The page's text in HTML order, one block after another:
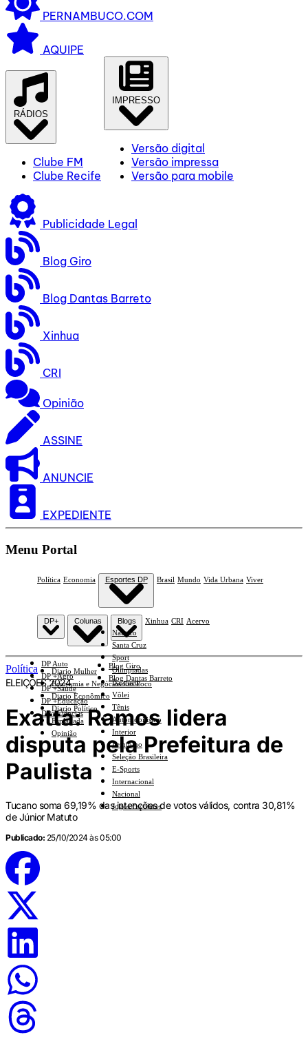
PERNAMBUCO.COM
AQUIPE
RÁDIOS
Clube FM
Clube Recife
IMPRESSO
Versão digital
Versão impressa
Versão para mobile
Publicidade Legal
Blog Giro
Blog Dantas Barreto
Xinhua
CRI
Opinião
ASSINE
ANUNCIE
EXPEDIENTE
Menu Portal
Política Economia Esportes DP
Náutico
Santa Cruz
Sport
Olimpíadas
Basquete
Vôlei
Tênis
Automobilismo
Interior
Feminino
Seleção Brasileira
E-Sports
Internacional
Nacional
Jogos Escolares
Brasil Mundo Vida Urbana Viver
DP+
DP Auto
DP +Agro
DP +Saúde
DP +Educação
DP +Ciências
Colunas
Diario Mulher
Economia e Negócios Em Foco
Diario Econômico
Diario Político
Esplanada
Opinião
Blogs
Blog Giro
Blog Dantas Barreto
Xinhua CRI Acervo
Política
ELEIÇÕES 2024
Exatta: Ramos lidera
disputa pela Prefeitura de
Paulista
Tucano soma 69,19% das intenções de votos válidos, contra 30,81%
de Júnior Matuto
Publicado: 25/10/2024 às 05:00